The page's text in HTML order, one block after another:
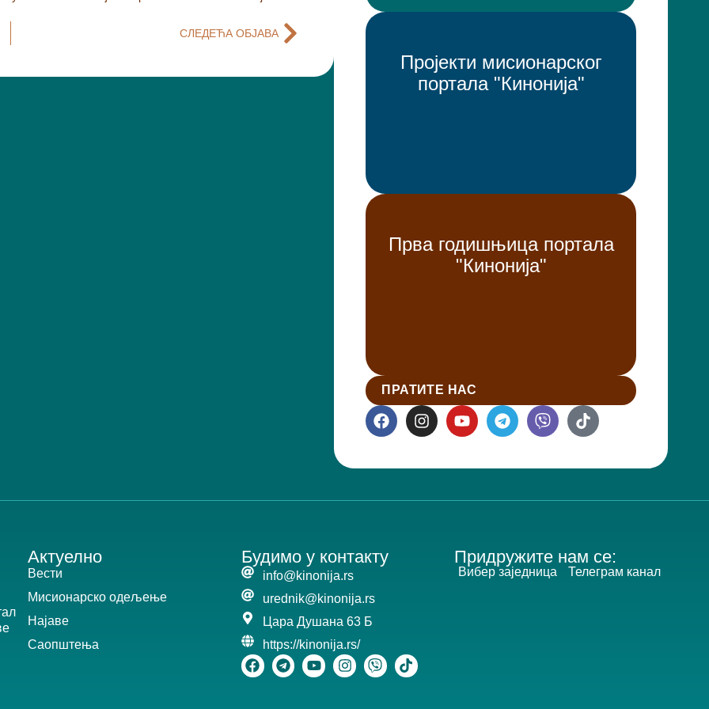
СЛЕДЕЋА ОБЈАВА
Пројекти мисионарског
портала "Кинонија"
Прва годишњица портала
"Кинонија"
ПРАТИТЕ НАС
Актуелно
Вести
Мисионарско одељење
Најаве
Саопштења
Будимо у контакту
info@kinonija.rs
urednik@kinonija.rs
Цара Душана 63 Б
https://kinonija.rs/
Придружите нам се:
Вибер заједница Телеграм канал